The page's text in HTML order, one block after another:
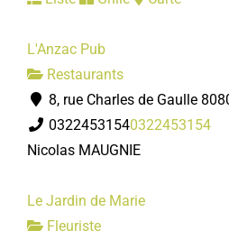
L'Anzac Pub
Restaurants
8, rue Charles de Gaulle
03224531540322453154
Nicolas MAUGNIE
Le Jardin de Marie
Fleuriste